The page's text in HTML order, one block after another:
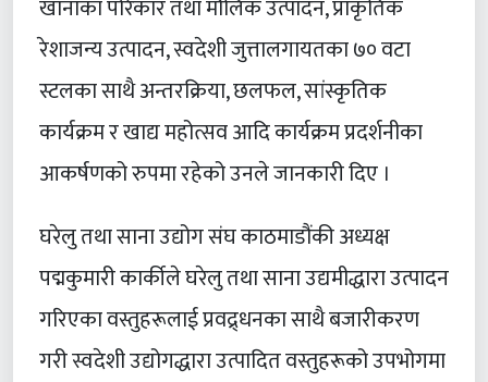
खानाका परिकार तथा मौलिक उत्पादन, प्राकृतिक
रेशाजन्य उत्पादन, स्वदेशी जुत्तालगायतका ७० वटा
स्टलका साथै अन्तरक्रिया, छलफल, सांस्कृतिक
कार्यक्रम र खाद्य महोत्सव आदि कार्यक्रम प्रदर्शनीका
आकर्षणको रुपमा रहेको उनले जानकारी दिए ।
घरेलु तथा साना उद्योग संघ काठमाडौंकी अध्यक्ष
पद्मकुमारी कार्कीले घरेलु तथा साना उद्यमीद्धारा उत्पादन
गरिएका वस्तुहरूलाई प्रवद्र्धनका साथै बजारीकरण
गरी स्वदेशी उद्योगद्धारा उत्पादित वस्तुहरूको उपभोगमा